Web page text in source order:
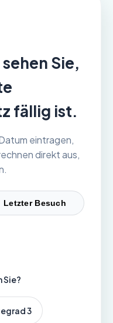
Sie,
fällig ist.
eintragen,
direkt aus,
Letzter Besuch
Sie?
3